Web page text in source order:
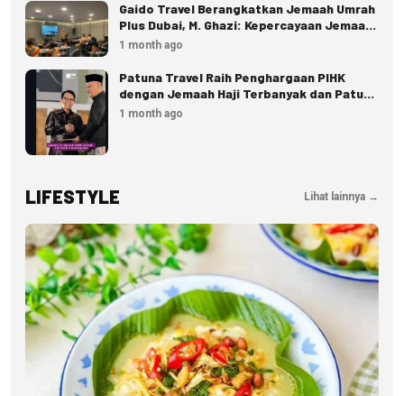
Gaido Travel Berangkatkan Jemaah Umrah
Plus Dubai, M. Ghazi: Kepercayaan Jemaah
Terus Meningkat
1 month ago
Patuna Travel Raih Penghargaan PIHK
dengan Jemaah Haji Terbanyak dan Patuh
Regulasi
1 month ago
LIFESTYLE Lihat lainnya →